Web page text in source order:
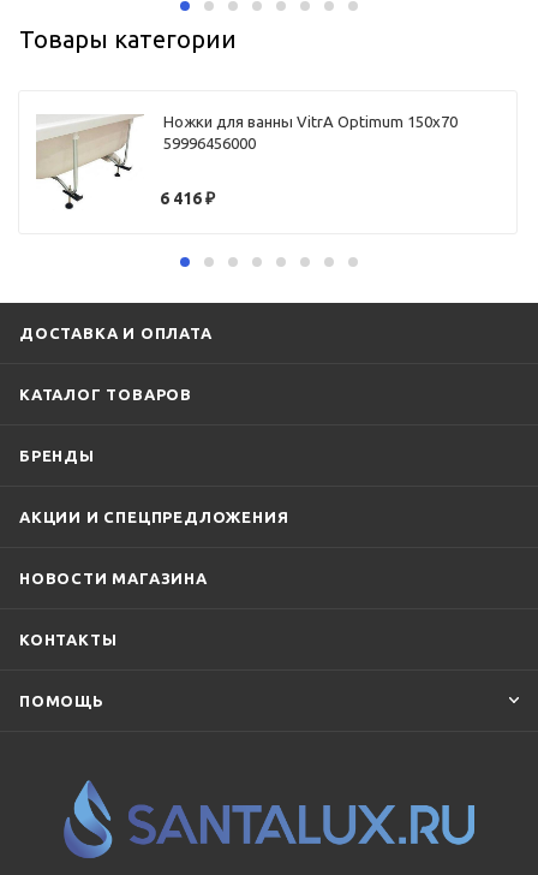
Товары категории
Ножки для ванны VitrA Optimum 150х70
59996456000
6 416₽
ДОСТАВКА И ОПЛАТА
КАТАЛОГ ТОВАРОВ
БРЕНДЫ
АКЦИИ И СПЕЦПРЕДЛОЖЕНИЯ
НОВОСТИ МАГАЗИНА
КОНТАКТЫ
ПОМОЩЬ